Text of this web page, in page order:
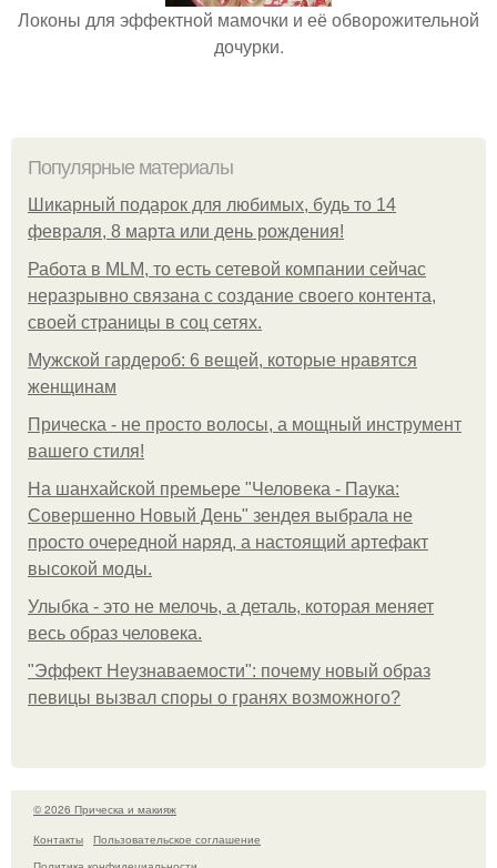
Локоны для эффектной мамочки и её обворожительной
дочурки.
Популярные материалы
Шикарный подарок для любимых, будь то 14
февраля, 8 марта или день рождения!
Работа в MLM, то есть сетевой компании сейчас
неразрывно связана с создание своего контента,
своей страницы в соц сетях.
Мужской гардероб: 6 вещей, которые нравятся
женщинам
Прическа - не просто волосы, а мощный инструмент
вашего стиля!
На шанхайской премьере "Человека - Паука:
Совершенно Новый День" зендея выбрала не
просто очередной наряд, а настоящий артефакт
высокой моды.
Улыбка - это не мелочь, а деталь, которая меняет
весь образ человека.
"Эффект Неузнаваемости": почему новый образ
певицы вызвал споры о гранях возможного?
© 2026 Прическа и макияж
Контакты
Пользовательское соглашение